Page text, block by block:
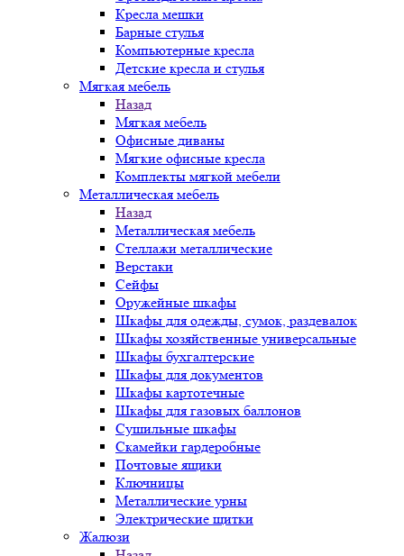
Кресла мешки
Барные стулья
Компьютерные кресла
Детские кресла и стулья
Мягкая мебель
Назад
Мягкая мебель
Офисные диваны
Мягкие офисные кресла
Комплекты мягкой мебели
Металлическая мебель
Назад
Металлическая мебель
Стеллажи металлические
Верстаки
Сейфы
Оружейные шкафы
Шкафы для одежды, сумок, раздевалок
Шкафы хозяйственные универсальные
Шкафы бухгалтерские
Шкафы для документов
Шкафы картотечные
Шкафы для газовых баллонов
Сушильные шкафы
Скамейки гардеробные
Почтовые ящики
Ключницы
Металлические урны
Электрические щитки
Жалюзи